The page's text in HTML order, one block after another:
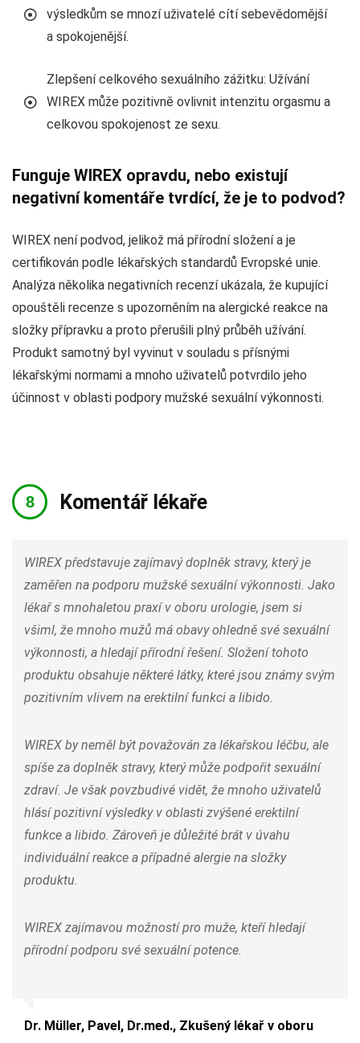
výsledkům se mnozí uživatelé cítí sebevědomější
a spokojenější.
Zlepšení celkového sexuálního zážitku: Užívání
WIREX může pozitivně ovlivnit intenzitu orgasmu a
celkovou spokojenost ze sexu.
Funguje WIREX opravdu, nebo existují
negativní komentáře tvrdící, že je to podvod?
WIREX není podvod, jelikož má přírodní složení a je
certifikován podle lékařských standardů Evropské unie.
Analýza několika negativních recenzí ukázala, že kupující
opouštěli recenze s upozorněním na alergické reakce na
složky přípravku a proto přerušili plný průběh užívání.
Produkt samotný byl vyvinut v souladu s přísnými
lékařskými normami a mnoho uživatelů potvrdilo jeho
účinnost v oblasti podpory mužské sexuální výkonnosti.
Komentář lékaře
WIREX představuje zajímavý doplněk stravy, který je
zaměřen na podporu mužské sexuální výkonnosti. Jako
lékař s mnohaletou praxí v oboru urologie, jsem si
všiml, že mnoho mužů má obavy ohledně své sexuální
výkonnosti, a hledají přírodní řešení. Složení tohoto
produktu obsahuje některé látky, které jsou známy svým
pozitivním vlivem na erektilní funkci a libido.
WIREX by neměl být považován za lékařskou léčbu, ale
spíše za doplněk stravy, který může podpořit sexuální
zdraví. Je však povzbudivé vidět, že mnoho uživatelů
hlásí pozitivní výsledky v oblasti zvýšené erektilní
funkce a libido. Zároveň je důležité brát v úvahu
individuální reakce a případné alergie na složky
produktu.
WIREX zajímavou možností pro muže, kteří hledají
přírodní podporu své sexuální potence.
Dr. Müller, Pavel, Dr.med., Zkušený lékař v oboru